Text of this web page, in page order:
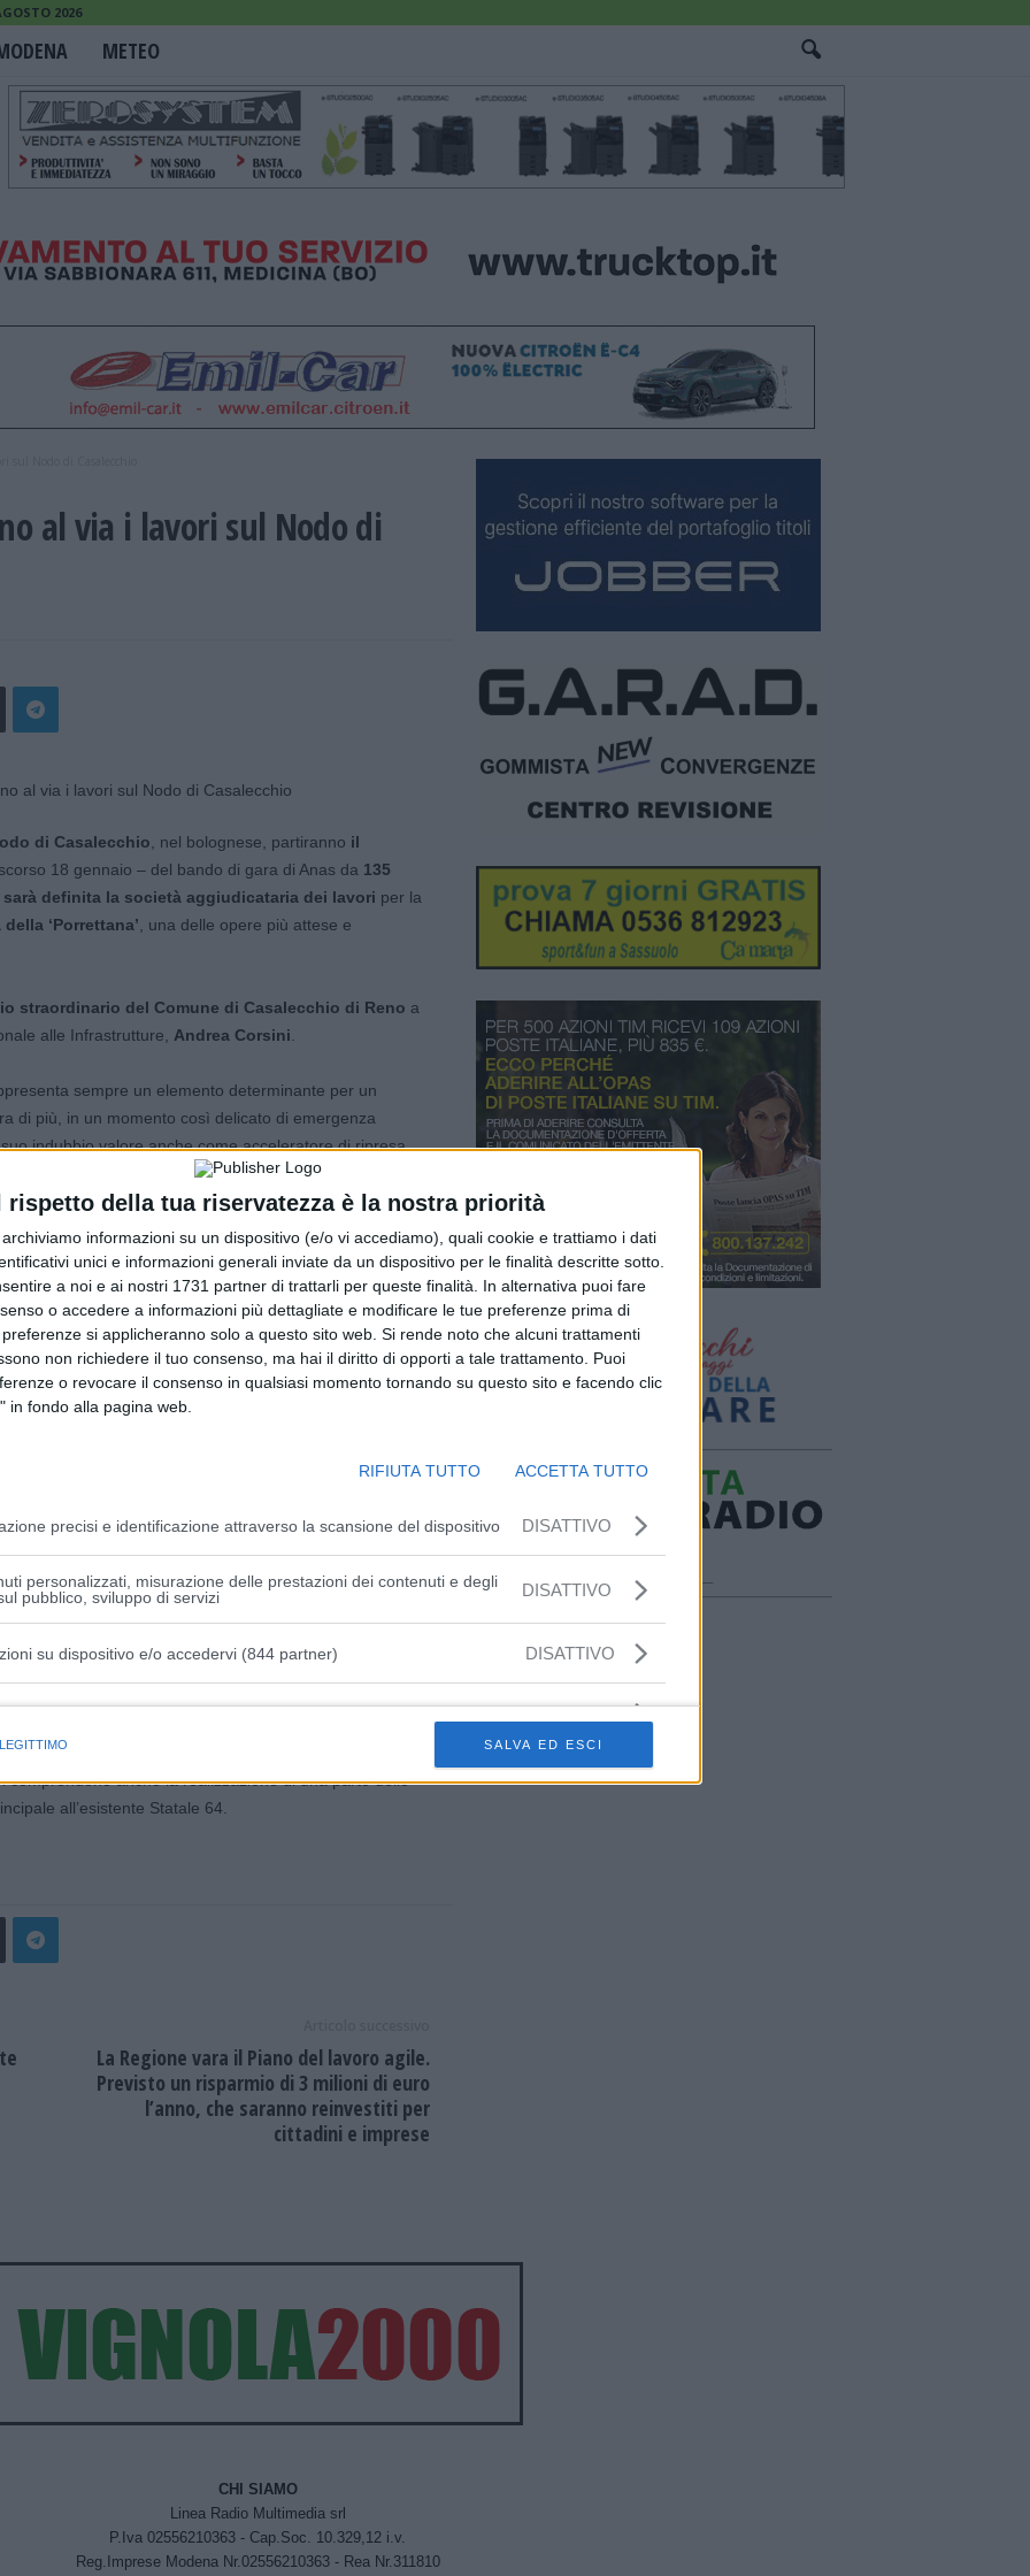
rispetto della tua riservatezza è la nostra priorità
informazioni su un dispositivo (e/o vi accediamo), quali cookie e trattiamo i dati
unici e informazioni generali inviate da un dispositivo per le finalità descritte sotto.
a noi e ai nostri 1731 partner di trattarli per queste finalità. In alternativa puoi fare
o accedere a informazioni più dettagliate e modificare le tue preferenze prima di
si applicheranno solo a questo sito web. Si rende noto che alcuni trattamenti
non richiedere il tuo consenso, ma hai il diritto di opporti a tale trattamento. Puoi
o revocare il consenso in qualsiasi momento tornando su questo sito e facendo clic
in fondo alla pagina web.
RIFIUTA TUTTO ACCETTA TUTTO
precisi e identificazione attraverso la scansione del dispositivo DISATTIVO
personalizzati, misurazione delle prestazioni dei contenuti e degli
pubblico, sviluppo di servizi
DISATTIVO
su dispositivo e/o accedervi (844 partner) DISATTIVO
speciali
SALVA ED ESCI
2026
METEO
al via i lavori sul Nodo di
di Casalecchio , nel bolognese, partiranno il
18 gennaio – del bando di gara di Anas da 135
sarà definita la società aggiudicataria dei lavori per la
‘Porrettana’ , una delle opere più attese e
straordinario del Comune di Casalecchio di Reno a
alle Infrastrutture, Andrea Corsini
sempre un elemento determinante per un
di più, in un momento così delicato di emergenza
indubbio valore anche come acceleratore di ripresa
che, grazie al lavoro sinergico con il Comune di
ufficialmente il via a un’opera tanto strategica quanto
complessa che interessa la viabilità stradale e
rispetto dei tempi e di una comunicazione
Come Regione vigileremo sulle tempistiche,
l’obiettivo di intervenire in caso di criticità, limitare al
di vedere nascere così al più presto un’infrastruttura
a risolvere il problema del traffico sul territorio”.
di Reno
denominato “Nodo Ferrostradale di Casalecchio di
variante integrata (ferroviaria e stradale) finalizzata al
appenninico della valle del Reno, con la contestuale
di Reno. L’intervento stradale, dello sviluppo
“stralcio nord” e in uno “stralcio sud”.
di strada della ‘Porrettana’, lungo circa
parallelamente all’autostrada A1
comprendono anche la realizzazione di una parte dello
all’esistente Statale 64.
La Regione vara il Piano del lavoro agile.
Previsto un risparmio di 3 milioni di euro
l’anno, che saranno reinvestiti per
cittadini e imprese
ora in onda
________________
CHI SIAMO
Linea Radio Multimedia srl
P.Iva 02556210363 - Cap.Soc. 10.329,12 i.v.
Reg.Imprese Modena Nr.02556210363 - Rea Nr.311810